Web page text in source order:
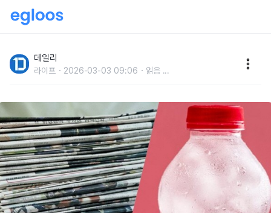
데일리
라이프 2026-03-03 09:06 읽음 ...